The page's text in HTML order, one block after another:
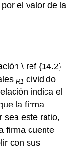
el valor de la
\ ref {14.2}
R1 dividido
indica el
la firma
sea este ratio,
firma cuente
con sus